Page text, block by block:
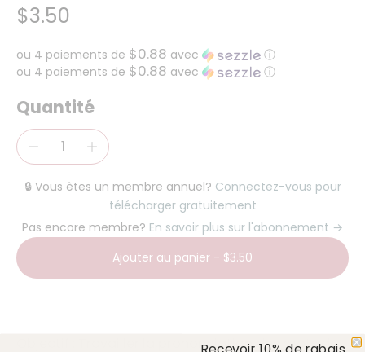
$3.50
ou 4 paiements de $0.88 avec
ⓘ
ou 4 paiements de $0.88 avec ⓘ
Quantité
🔒 Vous êtes un membre annuel? Connectez-vous pour
télécharger gratuitement
Pas encore membre? En savoir plus sur l'abonnement →
Ajouter au panier - $3.50
Objectif : Travailler la prononciation des mots de